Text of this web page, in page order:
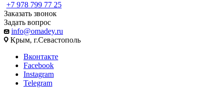
+7 978 799 77 25
Заказать звонок
Задать вопрос
info@omadey.ru
Крым, г.Севастополь
Вконтакте
Facebook
Instagram
Telegram